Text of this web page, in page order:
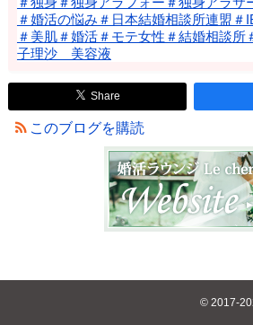
＃婚活の悩み＃日本結婚相談所連盟＃
＃美肌＃婚活＃モテ女性＃結婚相談所
子理沙 美容液
Share
このブログを購読
© 2017-